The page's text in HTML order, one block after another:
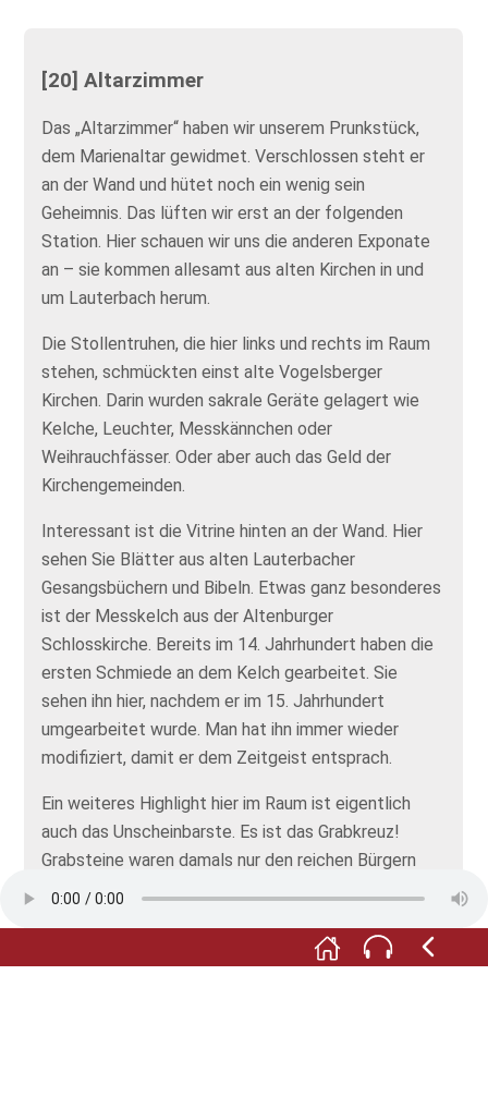
[20] Altarzimmer
Das „Altarzimmer“ haben wir unserem Prunkstück,
dem Marienaltar gewidmet. Verschlossen steht er
an der Wand und hütet noch ein wenig sein
Geheimnis. Das lüften wir erst an der folgenden
Station. Hier schauen wir uns die anderen Exponate
an – sie kommen allesamt aus alten Kirchen in und
um Lauterbach herum.
Die Stollentruhen, die hier links und rechts im Raum
stehen, schmückten einst alte Vogelsberger
Kirchen. Darin wurden sakrale Geräte gelagert wie
Kelche, Leuchter, Messkännchen oder
Weihrauchfässer. Oder aber auch das Geld der
Kirchengemeinden.
Interessant ist die Vitrine hinten an der Wand. Hier
sehen Sie Blätter aus alten Lauterbacher
Gesangsbüchern und Bibeln. Etwas ganz besonderes
ist der Messkelch aus der Altenburger
Schlosskirche. Bereits im 14. Jahrhundert haben die
ersten Schmiede an dem Kelch gearbeitet. Sie
sehen ihn hier, nachdem er im 15. Jahrhundert
umgearbeitet wurde. Man hat ihn immer wieder
modifiziert, damit er dem Zeitgeist entsprach.
Ein weiteres Highlight hier im Raum ist eigentlich
auch das Unscheinbarste. Es ist das Grabkreuz!
Grabsteine waren damals nur den reichen Bürgern
vorbehalten. Arme Menschen haben sich ein
Für unser Museum ist es ein Riesenglück, dass